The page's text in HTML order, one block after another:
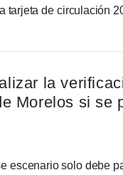
tarjeta de circulación
la
Morelos si se
escenario solo debe